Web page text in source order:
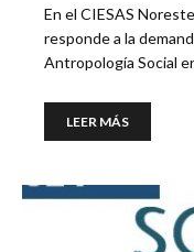
En el CIESAS
responde a la
Antropología Social
LEER MÁS